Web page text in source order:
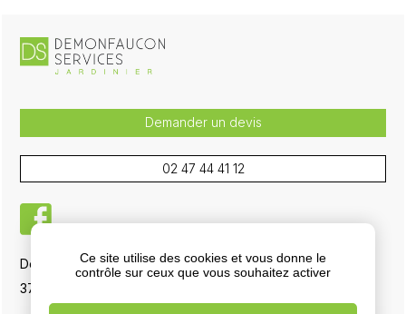
Demander un devis
02 47 44 41 12
facebook
Demonfaucon Services, 5 La Boisselière RD 751
37700 La Ville-aux-Dames
Ce site utilise des cookies et vous donne le
contrôle sur ceux que vous souhaitez activer